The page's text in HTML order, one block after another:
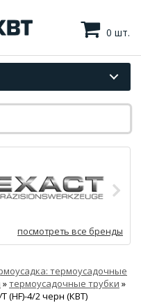
0 шт.
посмотреть все бренды
термоусадочные
»термоусадочные трубки »
(HF)-4/2 черн (КВТ)